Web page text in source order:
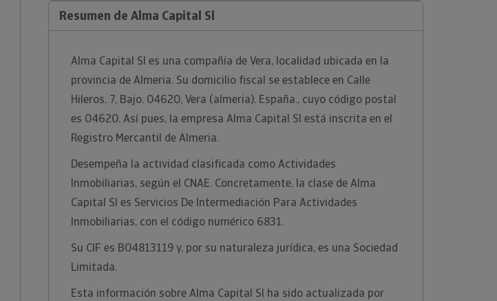
Resumen de Alma Capital Sl
Alma Capital Sl es una compañía de Vera, localidad ubicada en la
provincia de Almeria. Su domicilio fiscal se establece en Calle
Hileros, 7, Bajo. 04620, Vera (almeria). España., cuyo código postal
es 04620. Así pues, la empresa Alma Capital Sl está inscrita en el
Registro Mercantil de Almeria.
Desempeña la actividad clasificada como Actividades
Inmobiliarias, según el CNAE. Concretamente, la clase de Alma
Capital Sl es Servicios De Intermediación Para Actividades
Inmobiliarias, con el código numérico 6831.
Su CIF es B04813119 y, por su naturaleza jurídica, es una Sociedad
Limitada.
Esta información sobre Alma Capital Sl ha sido actualizada por